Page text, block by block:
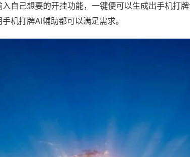
自己想要的开挂功能，一键便可以生成出手机打
机打牌AI辅助都可以满足需求。